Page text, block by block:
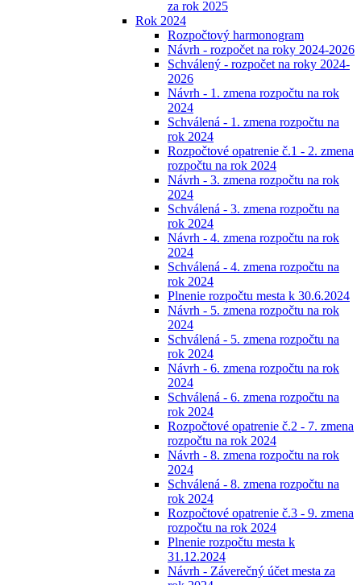
za rok 2025
Rok 2024
Rozpočtový harmonogram
Návrh - rozpočet na roky 2024-2026
Schválený - rozpočet na roky 2024-
2026
Návrh - 1. zmena rozpočtu na rok
2024
Schválená - 1. zmena rozpočtu na
rok 2024
Rozpočtové opatrenie č.1 - 2. zmena
rozpočtu na rok 2024
Návrh - 3. zmena rozpočtu na rok
2024
Schválená - 3. zmena rozpočtu na
rok 2024
Návrh - 4. zmena rozpočtu na rok
2024
Schválená - 4. zmena rozpočtu na
rok 2024
Plnenie rozpočtu mesta k 30.6.2024
Návrh - 5. zmena rozpočtu na rok
2024
Schválená - 5. zmena rozpočtu na
rok 2024
Návrh - 6. zmena rozpočtu na rok
2024
Schválená - 6. zmena rozpočtu na
rok 2024
Rozpočtové opatrenie č.2 - 7. zmena
rozpočtu na rok 2024
Návrh - 8. zmena rozpočtu na rok
2024
Schválená - 8. zmena rozpočtu na
rok 2024
Rozpočtové opatrenie č.3 - 9. zmena
rozpočtu na rok 2024
Plnenie rozpočtu mesta k
31.12.2024
Návrh - Záverečný účet mesta za